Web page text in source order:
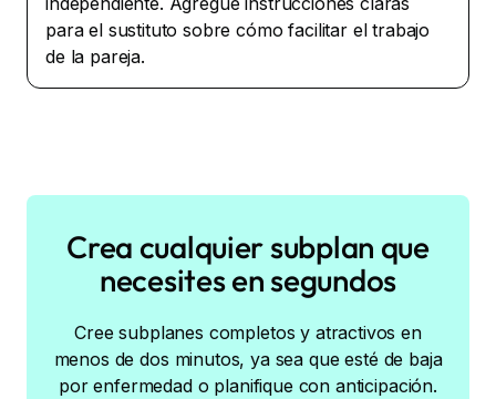
para el sustituto sobre cómo facilitar el trabajo
de la pareja.
Crea cualquier subplan que
necesites en segundos
Cree subplanes completos y atractivos en
menos de dos minutos, ya sea que esté de baja
por enfermedad o planifique con anticipación.